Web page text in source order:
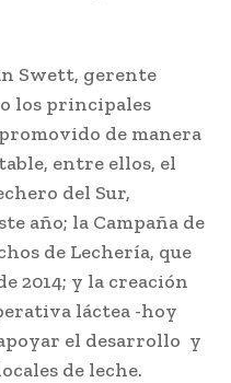
Swett, gerente
los principales
de manera
entre ellos, el
del Sur,
año; la Campaña de
de Lechería, que
2014; y la creación
láctea -hoy
el desarrollo y
de leche.